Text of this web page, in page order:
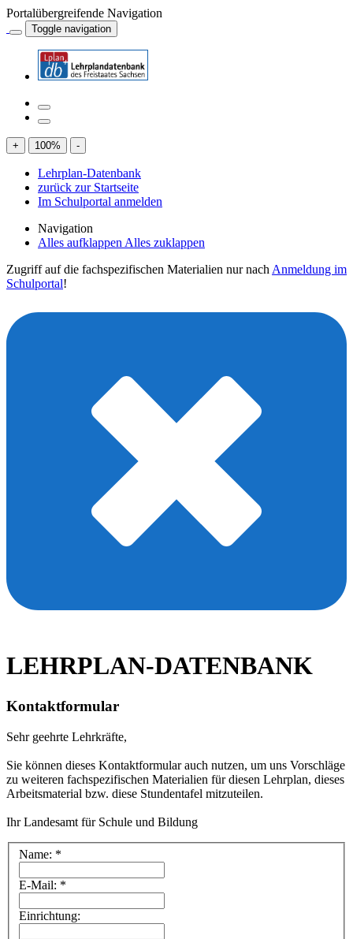
Portalübergreifende Navigation
Toggle navigation
+ 100% -
Lehrplan-Datenbank
zurück zur Startseite
Im Schulportal anmelden
Navigation
Alles aufklappen Alles zuklappen
Zugriff auf die fachspezifischen Materialien nur nach Anmeldung im
Schulportal!
LEHRPLAN-DATENBANK
Kontaktformular
Sehr geehrte Lehrkräfte,
Sie können dieses Kontaktformular auch nutzen, um uns Vorschläge
zu weiteren fachspezifischen Materialien für diesen Lehrplan, dieses
Arbeitsmaterial bzw. diese Stundentafel mitzuteilen.
Ihr Landesamt für Schule und Bildung
Name: *
E-Mail: *
Einrichtung: